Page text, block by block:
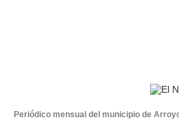
Periódico mensual del municipio de